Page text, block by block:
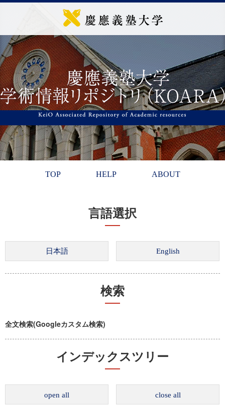
TOP HELP ABOUT
言語選択
検索
全文検索(Googleカスタム検索)
インデックスツリー
open all close all